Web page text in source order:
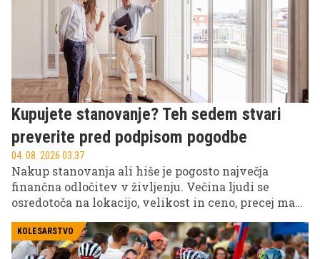
Kupujete stanovanje? Teh sedem stvari
preverite pred podpisom pogodbe
04. 08. 2026 03.37
Nakup stanovanja ali hiše je pogosto največja
finančna odločitev v življenju. Večina ljudi se
osredotoča na lokacijo, velikost in ceno, precej manj
ogromne stroške, slabo voljo ali celo pravne zaplete.
KOLESARSTVO